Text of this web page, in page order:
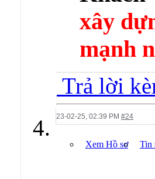
xây
mạnh
Trả lời
23-02-25, 02:39 PM #24
Xem Hồ sơ Tin